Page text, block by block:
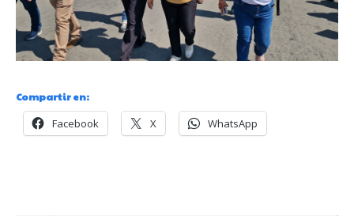
Compartir en:
Facebook X WhatsApp